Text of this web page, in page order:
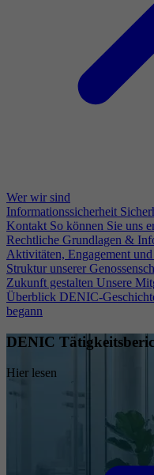
Wer wir sind
Informationssicherheit
Kontakt So können Sie uns
Rechtliche Grundlagen &
Aktivitäten, Engagement
Struktur unserer
Zukunft gestalten Unsere
Überblick DENIC-
begann
DENIC
Hier lesen